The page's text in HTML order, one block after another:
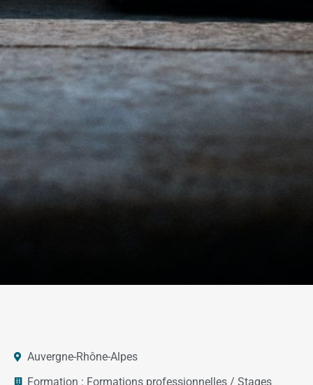
Auvergne-Rhône-Alpes
Formation : Formations professionnelles / Stages